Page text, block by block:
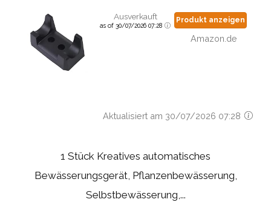
Ausverkauft
as of 30/07/2026 07:28
Produkt anzeigen
Amazon.de
Aktualisiert am 30/07/2026 07:28
1 Stück Kreatives automatisches
Bewässerungsgerät, Pflanzenbewässerung,
Selbstbewässerung,...